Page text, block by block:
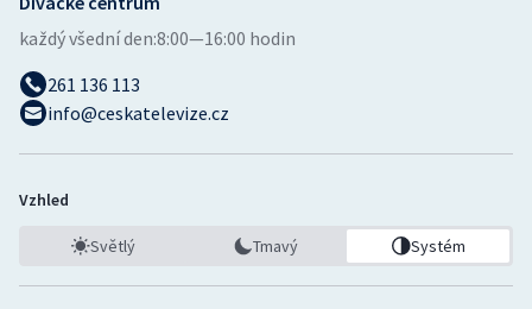
každý všední den:8:00—16:00 hodin
261 136 113
info@ceskatelevize.cz
Vzhled
Světlý Tmavý Systém